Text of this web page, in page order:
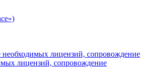
необходимых лицензий, сопровождение
лицензий, сопровождение